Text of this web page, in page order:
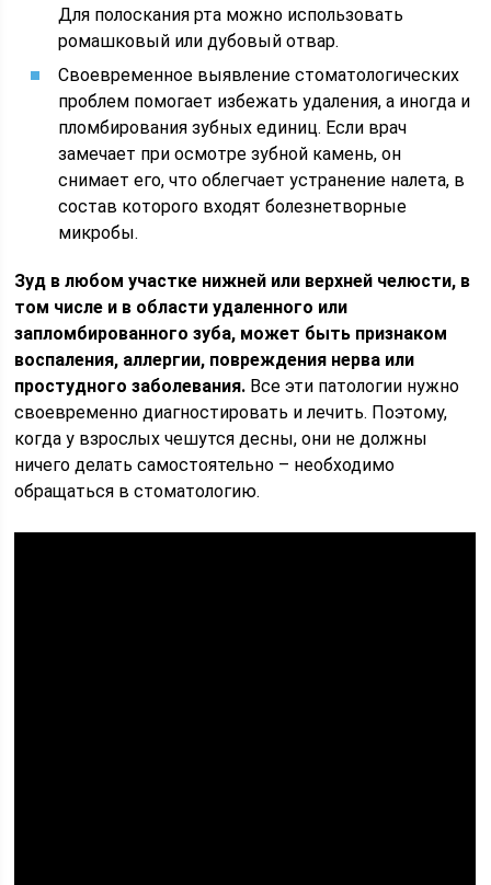
Для полоскания рта можно использовать
ромашковый или дубовый отвар.
Своевременное выявление стоматологических
проблем помогает избежать удаления, а иногда и
пломбирования зубных единиц. Если врач
замечает при осмотре зубной камень, он
снимает его, что облегчает устранение налета, в
состав которого входят болезнетворные
микробы.
Зуд в любом участке нижней или верхней челюсти, в
том числе и в области удаленного или
запломбированного зуба, может быть признаком
воспаления, аллергии, повреждения нерва или
простудного заболевания. Все эти патологии нужно
своевременно диагностировать и лечить. Поэтому,
когда у взрослых чешутся десны, они не должны
ничего делать самостоятельно – необходимо
обращаться в стоматологию.